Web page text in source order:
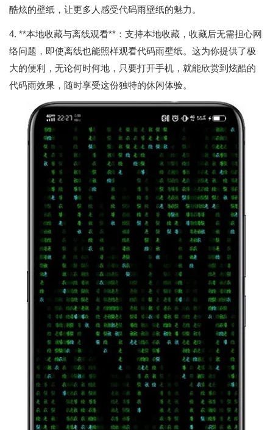
酷炫的壁纸，让更多人感受代码雨壁纸的魅力。
4. **本地收藏与离线观看**：支持本地收藏，收藏后无需担心网
络问题，即使离线也能照样观看代码雨壁纸。这为你提供了极
大的便利，无论何时何地，只要打开手机，就能欣赏到炫酷的
代码雨效果，随时享受这份独特的休闲体验。